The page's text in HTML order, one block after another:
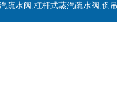
疏水阀,杠杆式蒸汽疏水阀,倒